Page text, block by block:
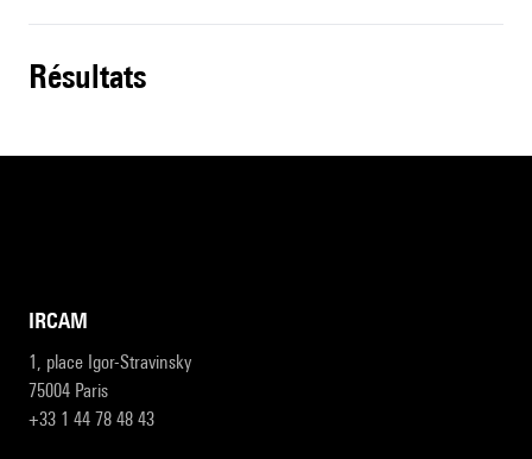
résultats
IRCAM
1, place Igor-Stravinsky
75004 Paris
+33 1 44 78 48 43